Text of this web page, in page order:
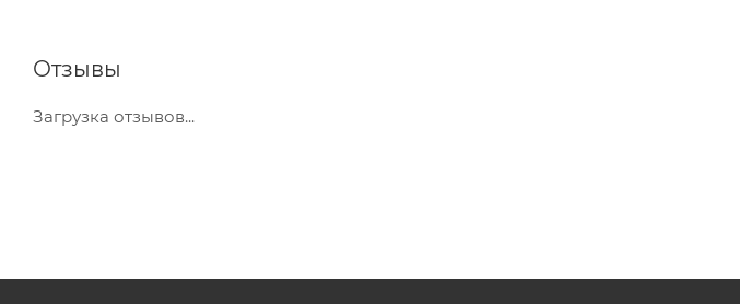
Отзывы
Загрузка отзывов...